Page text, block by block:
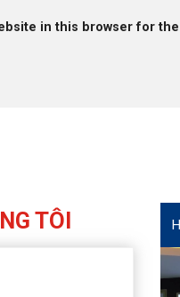
in this browser for
TÔI